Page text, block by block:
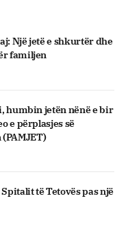
Një jetë e shkurtër dhe
familjen
humbin jetën nënë e bir
e përplasjes së
të Tetovës pas një